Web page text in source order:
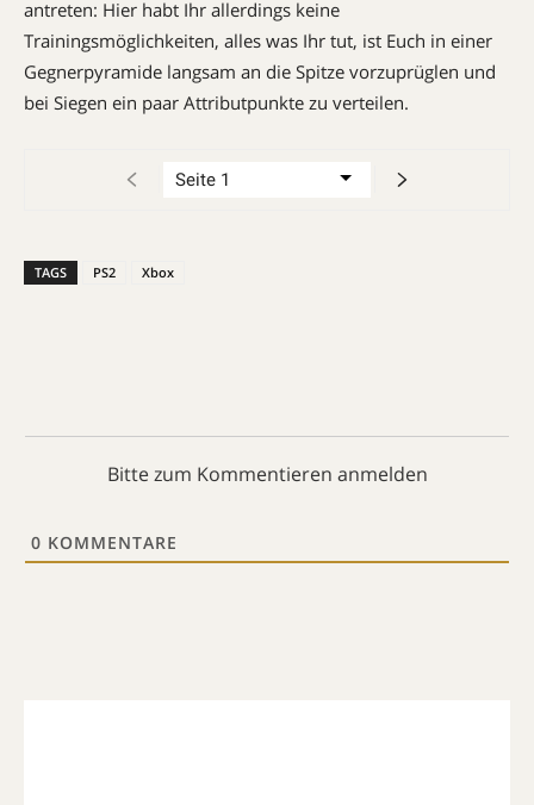
antreten: Hier habt Ihr allerdings keine
Trainingsmöglichkeiten, alles was Ihr tut, ist Euch in einer
Gegnerpyramide langsam an die Spitze vorzuprüglen und
bei Siegen ein paar Attributpunkte zu verteilen.
TAGS PS2 Xbox
Bitte zum Kommentieren anmelden
0 KOMMENTARE